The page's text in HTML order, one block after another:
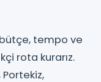
tempo ve
rota kurarız.